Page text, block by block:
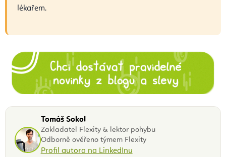
lékařem.
Tomáš Sokol
Zakladatel Flexity & lektor pohybu
Odborně ověřeno týmem Flexity
Profil autora na LinkedInu